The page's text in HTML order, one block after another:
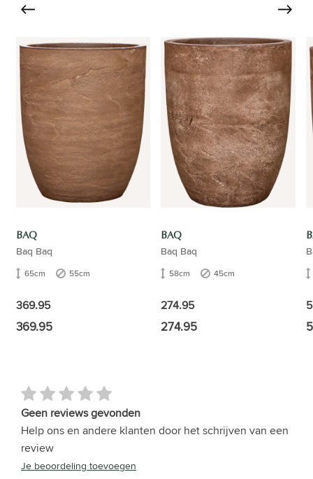
BAQ
Baq Baq
65cm 55cm
369.95
369.95
BAQ
Baq Baq
58cm 45cm
274.95
274.95
Geen reviews gevonden
Help ons en andere klanten door het schrijven van een
review
Je beoordeling toevoegen